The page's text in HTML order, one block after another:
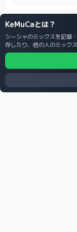
KeMuCaとは？
シーシャのミックスを記録
存したり、他の人のミック